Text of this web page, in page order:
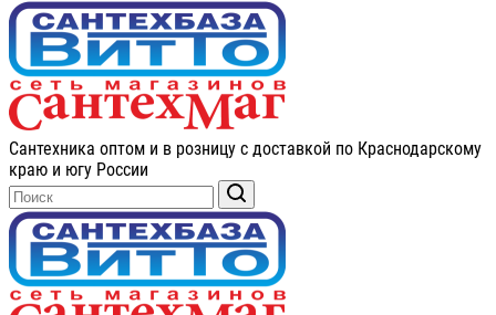
Сантехника оптом и в розницу с доставкой по Краснодарскому
краю и югу России